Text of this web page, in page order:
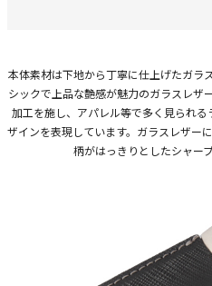
本体素材は下地から丁寧に仕上げたガラ
シックで上品な艶感が魅力のガラスレザ
加工を施し、アパレル等で多く見られ
ザインを表現しています。ガラスレザー
柄がはっきりとしたシャー